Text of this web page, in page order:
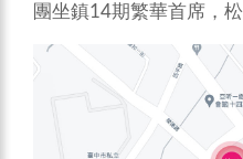
團坐鎮14期繁華首席，